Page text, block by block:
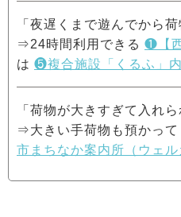
「夜遅くまで遊んでから荷
⇒24時間利用できる ❶【
は ❺複合施設「くるふ」
「荷物が大きすぎて入れら
⇒大きい手荷物も預かって
市まちなか案内所（ウェル